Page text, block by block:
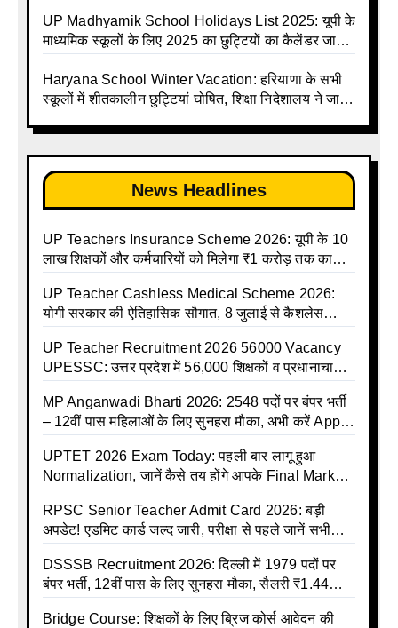
Holiday Calendar | Madhyamik School Holidays
List 2026
talika | Sarkari Avkash Talika | Up Holidays List |
Holidays Calendar
UP Madhyamik School Holidays List 2025: यूपी के
माध्यमिक स्कूलों के लिए 2025 का छुट्टियों का कैलेंडर जारी |
Up Madhyamik Avkash Talika 2025 | UP
Madhyamik School avkash suchi | UP
holiday calendar | Madhyamik School Holidays
List 2025
Haryana School Winter Vacation: हरियाणा के सभी
स्कूलों में शीतकालीन छुट्टियां घोषित, शिक्षा निदेशालय ने जारी
News Headlines
UP Teachers Insurance Scheme 2026: यूपी के 10
लाख शिक्षकों और कर्मचारियों को मिलेगा ₹1 करोड़ तक का
UP Teacher Cashless Medical Scheme 2026:
योगी सरकार की ऐतिहासिक सौगात, 8 जुलाई से कैशलेस
UP Teacher Recruitment 2026 56000 Vacancy
UPESSC: उत्तर प्रदेश में 56,000 शिक्षकों व प्रधानाचार्यों
MP Anganwadi Bharti 2026: 2548 पदों पर बंपर भर्ती
– 12वीं पास महिलाओं के लिए सुनहरा मौका, अभी करें Apply
UPTET 2026 Exam Today: पहली बार लागू हुआ
Normalization, जानें कैसे तय होंगे आपके Final Marks
RPSC Senior Teacher Admit Card 2026: बड़ी
अपडेट! एडमिट कार्ड जल्द जारी, परीक्षा से पहले जानें सभी
DSSSB Recruitment 2026: दिल्ली में 1979 पदों पर
बंपर भर्ती, 12वीं पास के लिए सुनहरा मौका, सैलरी ₹1.44
Bridge Course: शिक्षकों के लिए ब्रिज कोर्स आवेदन की